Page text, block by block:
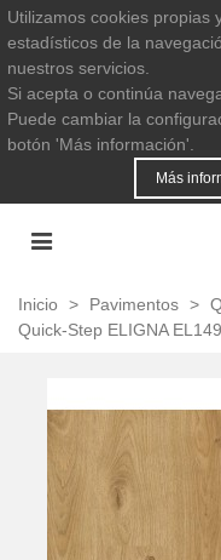
Utilizamos cookies propias
estadísticos de la
nuestros servicios.
Si acepta o continúa
Puede cambiar la
botón 'Más información'.
Más
Inicio > Pavimentos >
Quick-Step ELIGNA